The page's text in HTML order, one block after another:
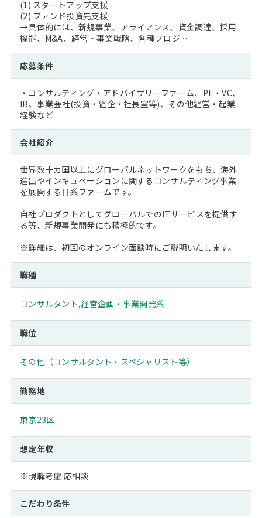
(1) スタートアップ支援
(2) ファンド投資先支援
→具体的には、新規事業、アライアンス、資金調達、採用
機能、M&A、経営・事業戦略、各種プロジ …
応募条件
・コンサルティング・アドバイザリーファーム、PE・VC、
IB、事業会社(投資・経企・社長室等)、その他経営・起業
経験など
会社紹介
世界数十カ国以上にグローバルネットワークをもち、海外
進出やインキュベーションに関するコンサルティング事業
を展開する日系ファームです。
自社プロダクトとしてグローバルでのITサービスを提供す
る等、新規事業開発にも積極的です。
※詳細は、初回のオンライン面談時にご説明いたします。
職種
コンサルタント,経営企画・事業開発系
職位
その他（コンサルタント・スペシャリスト等）
勤務地
東京23区
想定年収
※現職考慮 応相談
こだわり条件